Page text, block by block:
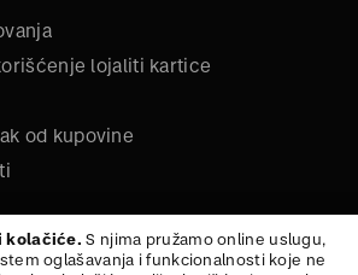
lojaliti kartice
od kupovine
kolačiće. S njima pružamo online uslugu,
oglašavanja i funkcionalnosti koje ne